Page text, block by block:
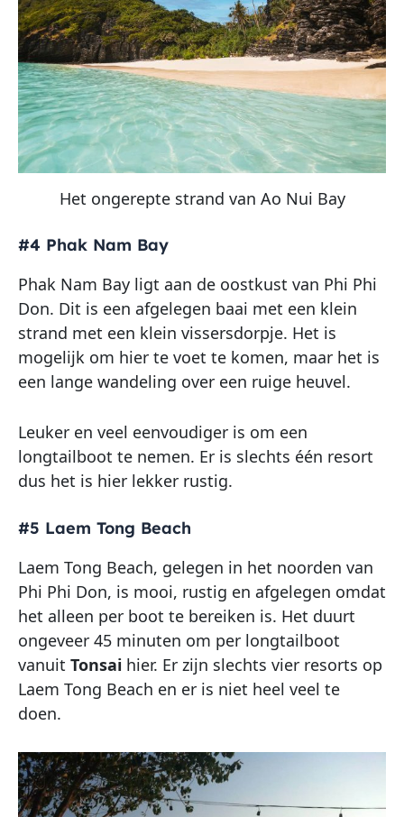
Het ongerepte strand van Ao Nui Bay
#4 Phak Nam Bay
Phak Nam Bay ligt aan de oostkust van Phi Phi
Don. Dit is een afgelegen baai met een klein
strand met een klein vissersdorpje. Het is
mogelijk om hier te voet te komen, maar het is
een lange wandeling over een ruige heuvel.
Leuker en veel eenvoudiger is om een
longtailboot te nemen. Er is slechts één resort
dus het is hier lekker rustig.
#5 Laem Tong Beach
Laem Tong Beach, gelegen in het noorden van
Phi Phi Don, is mooi, rustig en afgelegen omdat
het alleen per boot te bereiken is. Het duurt
ongeveer 45 minuten om per longtailboot
vanuit Tonsai hier. Er zijn slechts vier resorts op
Laem Tong Beach en er is niet heel veel te
doen.